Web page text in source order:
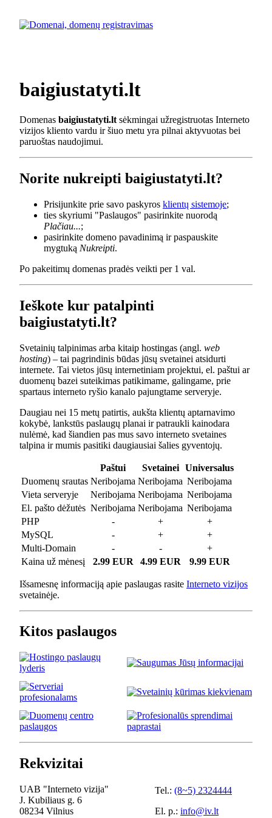
baigiustatyti.lt
Domenas baigiustatyti.lt sėkmingai užregistruotas Interneto
vizijos kliento vardu ir šiuo metu yra pilnai aktyvuotas bei
paruoštas naudojimui.
Norite nukreipti baigiustatyti.lt?
Prisijunkite prie savo paskyros klientų sistemoje;
ties skyriumi "Paslaugos" pasirinkite nuorodą
Plačiau...;
pasirinkite domeno pavadinimą ir paspauskite
mygtuką Nukreipti.
Po pakeitimų domenas pradės veikti per 1 val.
Ieškote kur patalpinti
baigiustatyti.lt?
Svetainių talpinimas arba kitaip hostingas (angl. web
hosting) – tai pagrindinis būdas jūsų svetainei atsidurti
internete. Tai vietos jūsų internetiniam projektui, el. paštui ar
duomenų bazei suteikimas patikimame, galingame, prie
spartaus interneto ryšio kanalo pajungtame serveryje.
Daugiau nei 15 metų patirtis, aukšta klientų aptarnavimo
kokybė, lankstūs paslaugų planai ir patraukli kainodara
nulėmė, kad šiandien pas mus savo interneto svetaines
talpina ir mumis pasitiki daugiausiai šalies gyventojų.
Paštui Svetainei
Universalus
Duomenų srautas Neribojama Neribojama Neribojama
Vieta serveryje
Neribojama Neribojama Neribojama
El. pašto dėžutės Neribojama Neribojama Neribojama
PHP
- +
+
MySQL
- +
+
Multi-Domain
- -
+
Kaina už mėnesį
2.99 EUR 4.99 EUR 9.99 EUR
Išsamesnę informaciją apie paslaugas rasite Interneto vizijos
svetainėje.
Kitos paslaugos
Rekvizitai
UAB "Interneto vizija"
J. Kubiliaus g. 6
08234 Vilnius
Tel.: (8~5) 2324444
El. p.: info@iv.lt